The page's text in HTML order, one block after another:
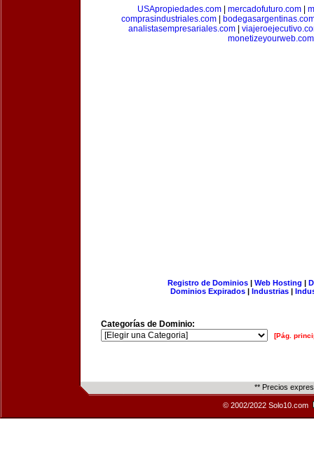
USApropiedades.com| mercadofuturo.com|
comprasindustriales.com
analistasempresariales.com
monetizeyourweb.com
Registro de Dominios| Web Hosting |
Dominios Expirados | Industrias |
Categorías de Dominio:
[Pág.
** Precios
© 2002/2022 Solo10.com